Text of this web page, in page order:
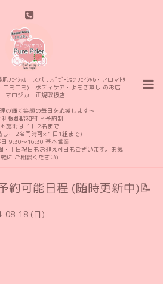
ﾌｪｲｼｬﾙ・スパ ﾘﾗｸﾞｾﾞｰｼｮﾝ ﾌｪｲｼｬﾙ・アロマﾄﾘ
ロミロミ)・ボディケア・よもぎ蒸し のお店
マロジカ 正規取扱店
の輝く笑顔の毎日を応援します〜
利根郡昭和村 ＊予約制
＊施術は １日2名まで
し… 2名同時可×１日1組まで)
日 9:30〜16:30 基本営業
・土日祝日もお迎え可日もございます。お気
軽に ご相談ください)
可能日程 (随時更新中)📝
08-18 (日)